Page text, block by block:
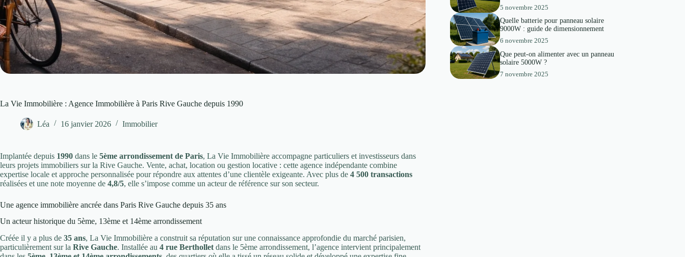
La Vie Immobilière : Agence Immobilière à Paris Rive Gauche depuis 1990
Léa 16 janvier 2026 Immobilier
Implantée depuis 1990 dans le 5ème arrondissement de Paris, La Vie Immobilière accompagne particuliers et investisseurs dans
leurs projets immobiliers sur la Rive Gauche. Vente, achat, location ou gestion locative : cette agence indépendante combine
expertise locale et approche personnalisée pour répondre aux attentes d’une clientèle exigeante. Avec plus de 4 500 transactions
réalisées et une note moyenne de 4,8/5, elle s’impose comme un acteur de référence sur son secteur.
Une agence immobilière ancrée dans Paris Rive Gauche depuis 35 ans
Un acteur historique du 5ème, 13ème et 14ème arrondissement
Créée il y a plus de 35 ans, La Vie Immobilière a construit sa réputation sur une connaissance approfondie du marché parisien,
particulièrement sur la Rive Gauche. Installée au 4 rue Berthollet dans le 5ème arrondissement, l’agence intervient principalement
5 novembre 2025
Quelle batterie pour panneau solaire
9000W : guide de dimensionnement
6 novembre 2025
Que peut-on alimenter avec un panneau
solaire 5000W ?
7 novembre 2025